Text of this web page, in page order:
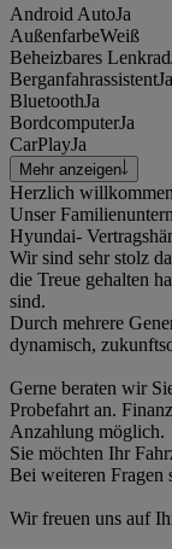
Android AutoJa
AußenfarbeWeiß
Beheizbares Lenkrad
BerganfahrassistentJa
BluetoothJa
BordcomputerJa
CarPlayJa
Mehr anzeigen
Herzlich
Unser
Hyundai-
Wir sind sehr stolz
die Treue gehalten
sind.
Durch mehrere
dynamisch,
Gerne beraten wir
Probefahrt an.
Anzahlung möglich.
Sie möchten Ihr
Bei weiteren Fragen
Wir freuen uns auf